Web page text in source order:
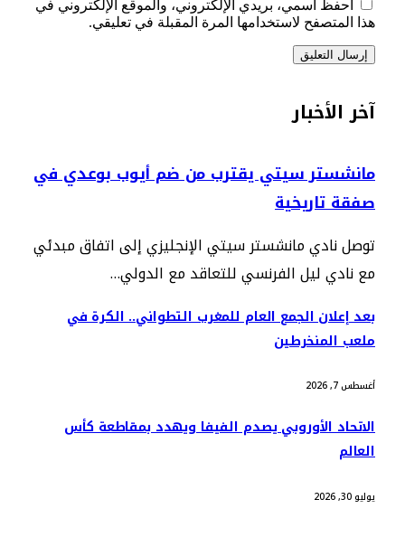
احفظ اسمي، بريدي الإلكتروني، والموقع الإلكتروني في
هذا المتصفح لاستخدامها المرة المقبلة في تعليقي.
آخر الأخبار
مانشستر سيتي يقترب من ضم أيوب بوعدي في
صفقة تاريخية
توصل نادي مانشستر سيتي الإنجليزي إلى اتفاق مبدئي
مع نادي ليل الفرنسي للتعاقد مع الدولي…
بعد إعلان الجمع العام للمغرب التطواني.. الكرة في
ملعب المنخرطين
أغسطس 7, 2026
الاتحاد الأوروبي يصدم الفيفا ويهدد بمقاطعة كأس
العالم
يوليو 30, 2026